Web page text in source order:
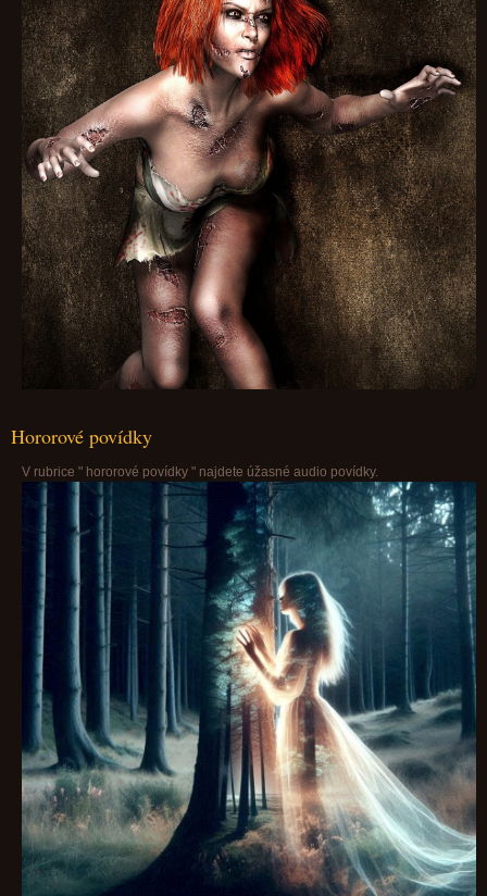
Hororové povídky
V rubrice " hororové povídky " najdete úžasné audio povídky.